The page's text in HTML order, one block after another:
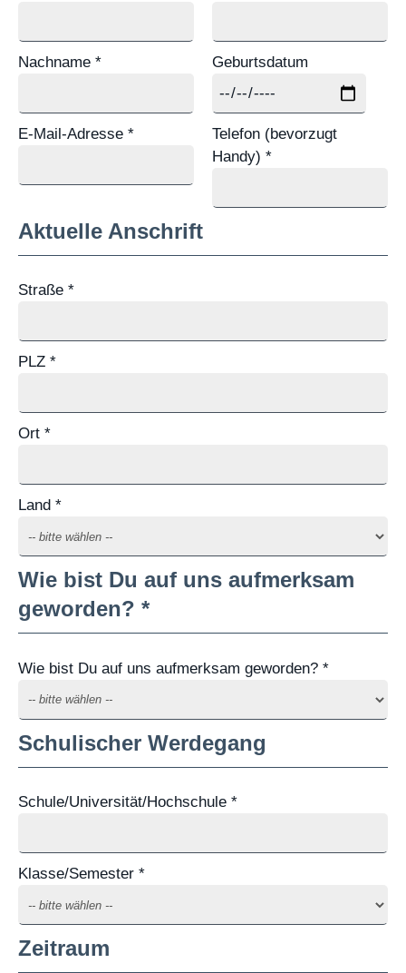
Nachname * Geburtsdatum
E-Mail-Adresse *
Telefon (bevorzugt
Handy) *
Aktuelle Anschrift
Straße *
PLZ *
Ort *
Land *
Wie bist Du auf uns aufmerksam
geworden? *
Wie bist Du auf uns aufmerksam geworden? *
Schulischer Werdegang
Schule/Universität/Hochschule *
Klasse/Semester *
Zeitraum